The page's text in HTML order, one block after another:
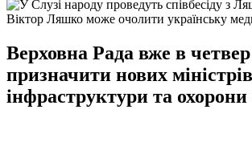
Віктор Ляшко може очолити українську
Верховна Рада вже в
призначити нових
інфраструктури та охорони